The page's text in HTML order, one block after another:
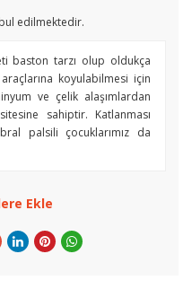
edilmektedir.
baston tarzı olup oldukça
koyulabilmesi için
ve çelik alaşımlardan
sahiptir. Katlanması
palsili çocuklarımız da
Ekle